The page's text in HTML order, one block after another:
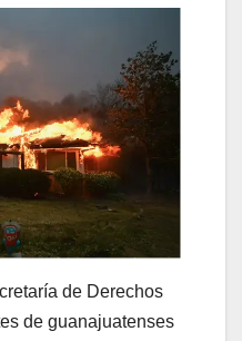
de Derechos
de guanajuatenses